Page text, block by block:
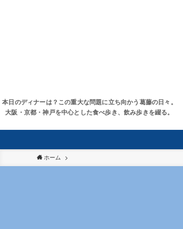
本日のディナーは？この重大な問題に立ち向かう葛藤の日々。
大阪・京都・神戸を中心とした食べ歩き、飲み歩きを綴る。
ホーム